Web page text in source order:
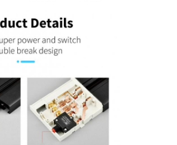
πρίζες
τραπέζι συνεδριάσεων